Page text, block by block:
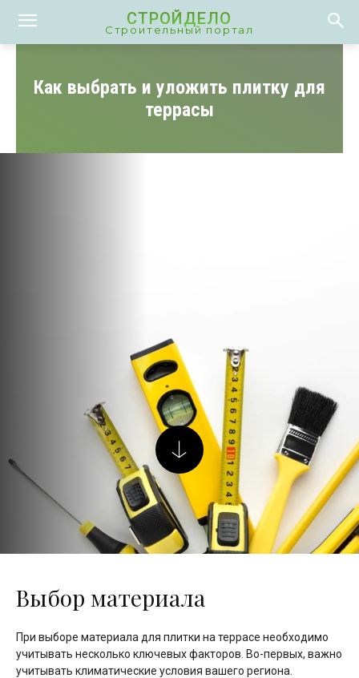
СТРОЙДЕЛО
Строительный портал
Как выбрать и уложить плитку для
террасы
Выбор материала
При выборе материала для плитки на террасе необходимо
учитывать несколько ключевых факторов. Во-первых, важно
учитывать климатические условия вашего региона.